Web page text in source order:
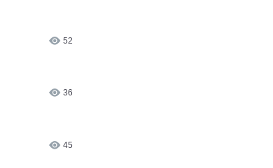
52
36
45